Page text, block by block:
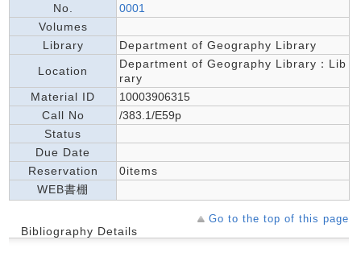
No.
0001
Volumes
Library
Department of Geography Library
Location
Department of Geography Library：Lib
rary
Material ID
10003906315
Call No
/383.1/E59p
Status
Due Date
Reservation
0items
WEB書棚
Go to the top of this page
Bibliography Details